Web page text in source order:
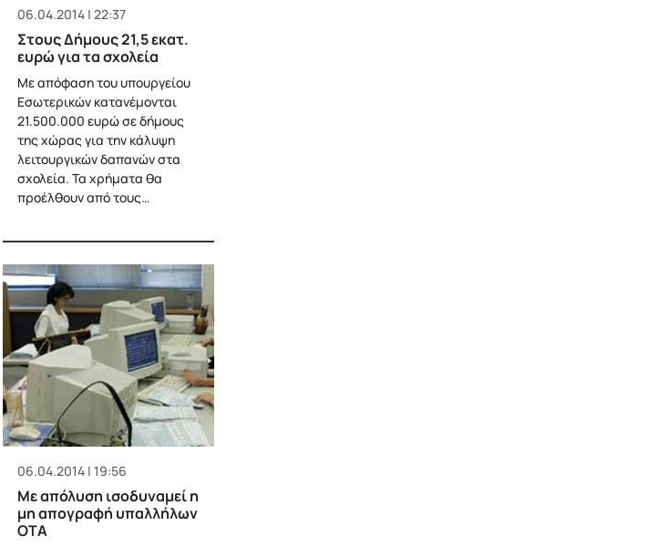
06.04.2014 | 22:37
Στους Δήμους 21,5 εκατ.
ευρώ για τα σχολεία
Με απόφαση του υπουργείου
Εσωτερικών κατανέμονται
21.500.000 ευρώ σε δήμους
της χώρας για την κάλυψη
λειτουργικών δαπανών στα
σχολεία. Τα χρήματα θα
προέλθουν από τους…
06.04.2014 | 19:56
Με απόλυση ισοδυναμεί η
μη απογραφή υπαλλήλων
ΟΤΑ